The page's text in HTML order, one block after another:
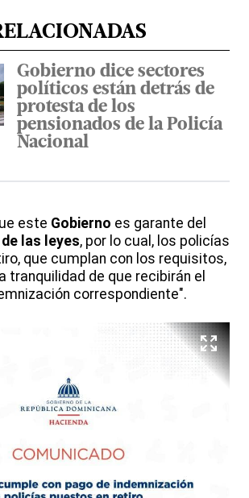
Gobierno dice sectores
políticos están detrás de
protesta de los
pensionados de la Policía
Nacional
este Gobierno es garante del
las leyes, por lo cual, los policías
que cumplan con los requisitos,
tranquilidad de que recibirán el
correspondiente".